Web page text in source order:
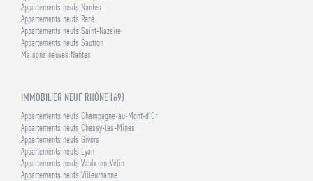
Appartements neufs Nantes
Appartements neufs Rezé
Appartements neufs Saint-Nazaire
Appartements neufs Sautron
Maisons neuves Nantes
IMMOBILIER NEUF RHÔNE (69)
Appartements neufs Champagne-au-Mont-d'Or
Appartements neufs Chessy-les-Mines
Appartements neufs Givors
Appartements neufs Lyon
Appartements neufs Vaulx-en-Velin
Appartements neufs Villeurbanne